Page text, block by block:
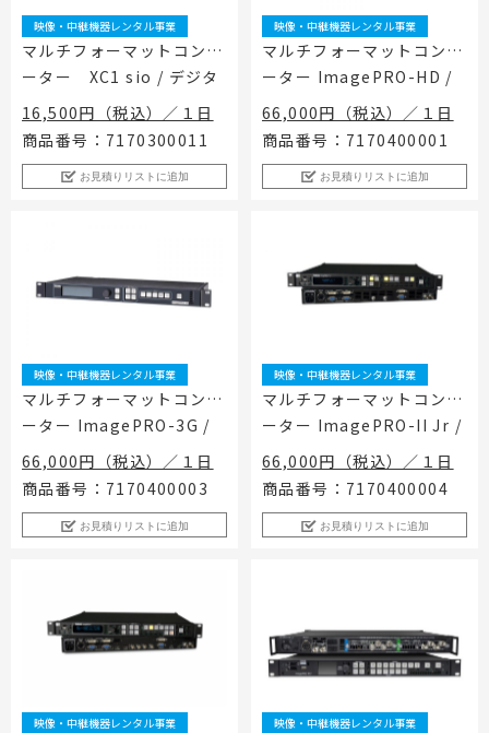
映像・中継機器レンタル事業
マルチフォーマットコンバ
ーター XC1 sio / デジタ
ルアーツ
16,500円（税込）／１日
商品番号：7170300011
お見積りリストに追加
映像・中継機器レンタル事業
マルチフォーマットコンバ
ーター ImagePRO-HD /
BARCO
66,000円（税込）／１日
商品番号：7170400001
お見積りリストに追加
映像・中継機器レンタル事業
マルチフォーマットコンバ
ーター ImagePRO-3G /
BARCO
66,000円（税込）／１日
商品番号：7170400003
お見積りリストに追加
映像・中継機器レンタル事業
マルチフォーマットコンバ
ーター ImagePRO-II Jr /
BARCO
66,000円（税込）／１日
商品番号：7170400004
お見積りリストに追加
映像・中継機器レンタル事業 映像・中継機器レンタル事業